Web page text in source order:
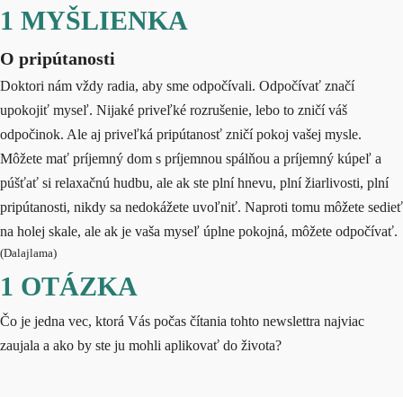
1 MYŠLIENKA
O pripútanosti
Doktori nám vždy radia, aby sme odpočívali. Odpočívať značí
upokojiť myseľ. Nijaké priveľké rozrušenie, lebo to zničí váš
odpočinok. Ale aj priveľká pripútanosť zničí pokoj vašej mysle.
Môžete mať príjemný dom s príjemnou spálňou a príjemný kúpeľ a
púšťať si relaxačnú hudbu, ale ak ste plní hnevu, plní žiarlivosti, plní
pripútanosti, nikdy sa nedokážete uvoľniť. Naproti tomu môžete sedieť
na holej skale, ale ak je vaša myseľ úplne pokojná, môžete odpočívať.
(Dalajlama)
1 OTÁZKA
Čo je jedna vec, ktorá Vás počas čítania tohto newslettra najviac
zaujala a ako by ste ju mohli aplikovať do života?